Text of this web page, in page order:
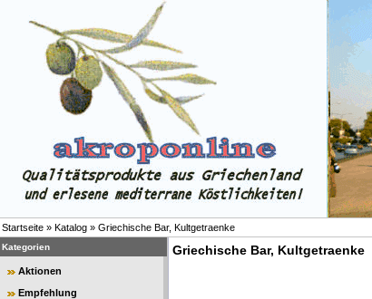
Startseite » Katalog » Griechische Bar, Kultgetraenke
Kategorien
Aktionen
Empfehlung
Griechische Bar, Kultgetraenke